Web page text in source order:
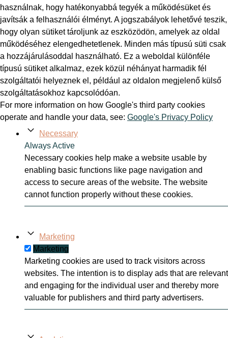
használnak, hogy hatékonyabbá tegyék a működésüket és
javítsák a felhasználói élményt. A jogszabályok lehetővé teszik,
hogy olyan sütiket tároljunk az eszközödön, amelyek az oldal
működéséhez elengedhetetlenek. Minden más típusú süti csak
a hozzájárulásoddal használható. Ez a weboldal különféle
típusú sütiket alkalmaz, ezek közül néhányat harmadik fél
szolgáltatói helyeznek el, például az oldalon megjelenő külső
szolgáltatásokhoz kapcsolódóan.
For more information on how Google's third party cookies
operate and handle your data, see: Google's Privacy Policy
Necessary
Always Active
Necessary cookies help make a website usable by
enabling basic functions like page navigation and
access to secure areas of the website. The website
cannot function properly without these cookies.
Marketing
Marketing
Marketing cookies are used to track visitors across
websites. The intention is to display ads that are relevant
and engaging for the individual user and thereby more
valuable for publishers and third party advertisers.